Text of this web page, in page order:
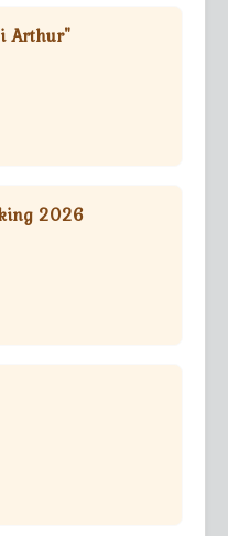
Arthur"
2026